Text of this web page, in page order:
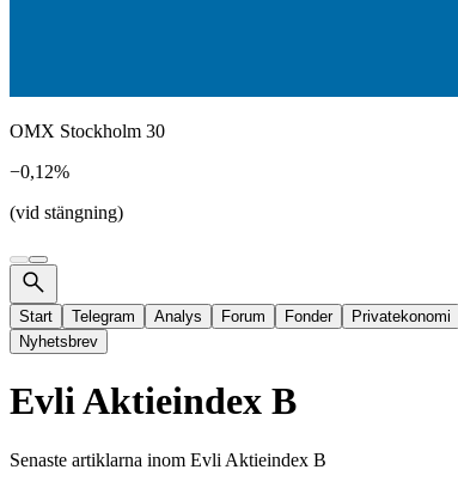
OMX Stockholm 30
−0,12%
(vid stängning)
Start Telegram Analys Forum Fonder Privatekonomi
Nyhetsbrev
Evli Aktieindex B
Senaste artiklarna inom Evli Aktieindex B